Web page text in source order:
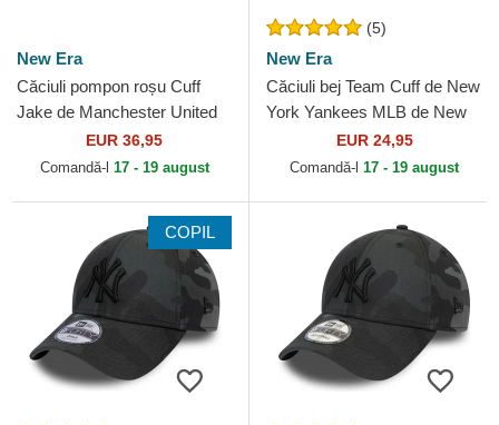
New Era
Căciuli pompon roșu Cuff
Jake de Manchester United
Football Club Premier League
de New Era
EUR 36,95
Comandă-l 17 - 19 august
(5)
New Era
Căciuli bej Team Cuff de New
York Yankees MLB de New
EUR 24,95
Comandă-l 17 - 19 august
COPIL